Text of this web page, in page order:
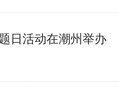
日活动在潮州举办